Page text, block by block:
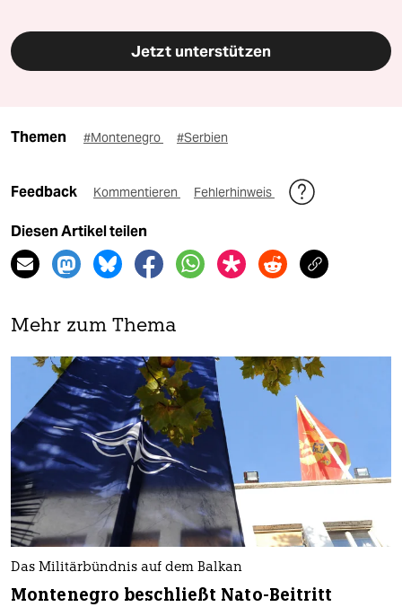
Jetzt unterstützen
Themen #Montenegro #Serbien
Feedback Kommentieren Fehlerhinweis
Diesen Artikel teilen
Mehr zum Thema
Das Militärbündnis auf dem Balkan
Montenegro beschließt Nato-Beitritt